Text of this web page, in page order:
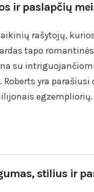
ir paslapčių
rašytojų,
tapo
su
yra
stilius ir